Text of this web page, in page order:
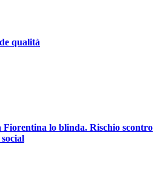
qualità
Fiorentina lo blinda. Rischio scontro